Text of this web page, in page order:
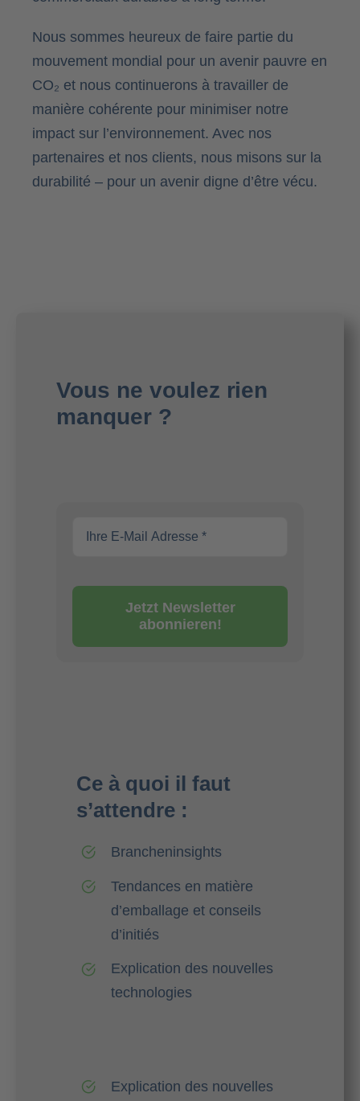
Nous sommes heureux de faire partie du
mouvement mondial pour un avenir pauvre en
CO₂ et nous continuerons à travailler de
manière cohérente pour minimiser notre
impact sur l’environnement. Avec nos
partenaires et nos clients, nous misons sur la
durabilité – pour un avenir digne d’être vécu.
Vous ne voulez rien
manquer ?
Jetzt Newsletter
abonnieren!
Ce à quoi il faut
s’attendre :
Brancheninsights
Tendances en matière
d’emballage et conseils
d’initiés
Explication des nouvelles
technologies
Explication des nouvelles